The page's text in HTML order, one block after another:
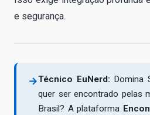
e segurança.
→Técnico EuNerd: Domina
quer ser encontrado pelas
Brasil? A plataforma